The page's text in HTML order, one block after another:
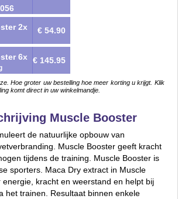
2x € 54.90
6x € 145.95
Hoe groter uw bestelling hoe meer korting u krijgt. Klik
komt direct in uw winkelmandje.
Muscle Booster
de natuurlijke opbouw van
Muscle Booster geeft kracht
tijdens de training. Muscle Booster is
sporters. Maca Dry extract in Muscle
energie, kracht en weerstand en helpt bij
het trainen. Resultaat binnen enkele